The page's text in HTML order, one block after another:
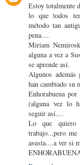
Estoy totalmente
lo que todos
método tan
pena....
Miriam
alguna a vez a
se aprende así.
Algunos
han cambiado su
Enhorabuena
(alguna vez lo
seguir así....
Lo que quiero
trabajo...pero
asusta....a ver si